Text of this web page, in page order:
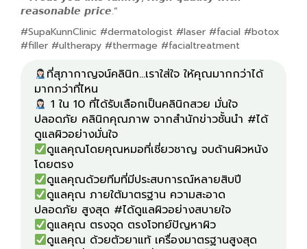
𝙧𝙚𝙖𝙨𝙤𝙣𝙖𝙗𝙡𝙚 𝙥𝙧𝙞𝙘𝙚.”
#SupaKunnClinic #dermatologist #laser #facial #botox
#filler #ultherapy #thermage #facialtreatment
ที่สุภากาญจน์คลินิก...เราใส่ใจ ให้คุณมากกว่าได้
1 ใน 10 ที่ได้รับเลือกเป็นคลินิกสวย มั่นใจ
ปลอดภัย คลินิกคุณภาพ จากสำนักข่าวชั้นนำ #ได้
ดูแลคุณโดยคุณหมอที่เชี่ยวชาญ จบด้านผิวหนัง
ดูแลคุณ ภายใต้มาตรฐาน ความสะอาด
ดูแลคุณ ด้วยตัวยาแท้ เครื่องมาตรฐานสูงสุด